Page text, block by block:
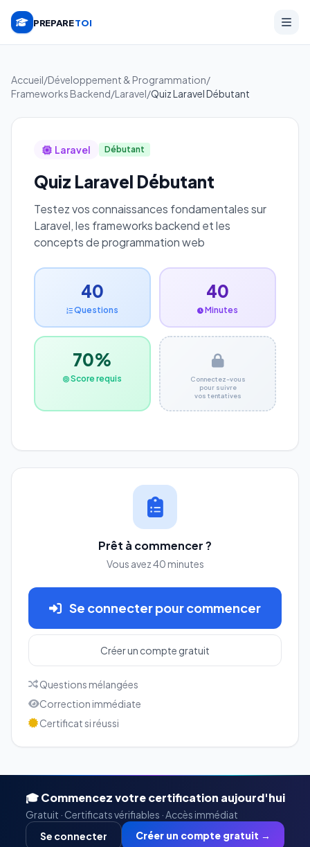
PREPARETOI
Accueil/Développement & Programmation/
Frameworks Backend/Laravel/Quiz Laravel Débutant
Laravel Débutant
Quiz Laravel Débutant
Testez vos connaissances fondamentales sur
Laravel, les frameworks backend et les
concepts de programmation web
40
Questions
40
Minutes
70%
Score requis
Connectez-vous
pour suivre
vos tentatives
Prêt à commencer ?
Vous avez 40 minutes
Se connecter pour commencer
Créer un compte gratuit
Questions mélangées
Correction immédiate
Certificat si réussi
🎓 Commencez votre certification aujourd'hui
Gratuit · Certificats vérifiables · Accès immédiat
Se connecter
Créer un compte gratuit →